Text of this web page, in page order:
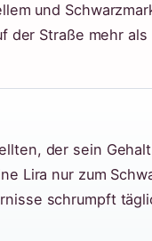
und
der Straße mehr
der sein
Lira nur zum
schrumpft